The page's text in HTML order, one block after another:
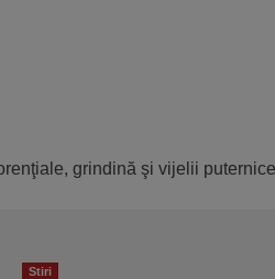
grindină şi vijelii puternice
Stiri